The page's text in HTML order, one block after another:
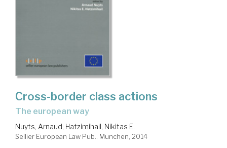
Cross-border class actions
the european way
Nuyts, Arnaud; Hatzimihail, Nikitas E.
Sellier European Law Pub.. Munchen, 2014